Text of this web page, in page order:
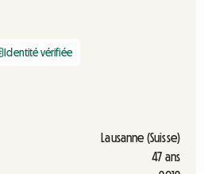
Identité vérifiée
Lausanne (Suisse)
47 ans